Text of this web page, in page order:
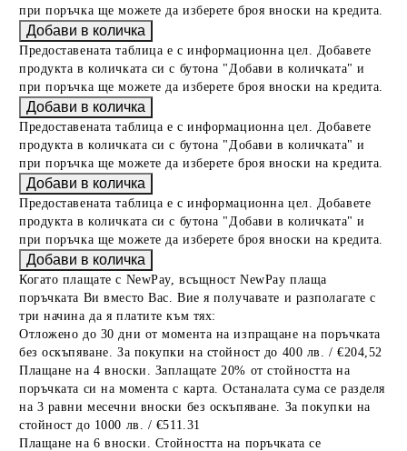
при поръчка ще можете да изберете броя вноски на кредита.
Предоставената таблица е с информационна цел. Добавете
продукта в количката си с бутона "Добави в количката" и
при поръчка ще можете да изберете броя вноски на кредита.
Предоставената таблица е с информационна цел. Добавете
продукта в количката си с бутона "Добави в количката" и
при поръчка ще можете да изберете броя вноски на кредита.
Предоставената таблица е с информационна цел. Добавете
продукта в количката си с бутона "Добави в количката" и
при поръчка ще можете да изберете броя вноски на кредита.
Когато плащате с NewPay, всъщност NewPay плаща
поръчката Ви вместо Вас. Вие я получавате и разполагате с
три начина да я платите към тях:
Отложено до 30 дни от момента на изпращане на поръчката
без оскъпяване. За покупки на стойност до 400 лв. / €204,52
Плащане на 4 вноски. Заплащате 20% от стойността на
поръчката си на момента с карта. Останалата сума се разделя
на 3 равни месечни вноски без оскъпяване. За покупки на
стойност до 1000 лв. / €511.31
Плащане на 6 вноски. Стойността на поръчката се